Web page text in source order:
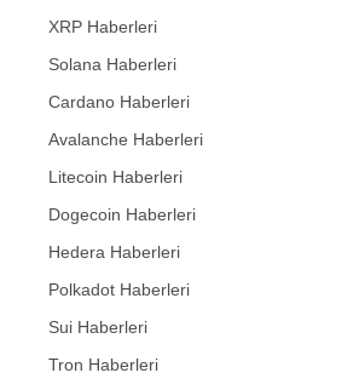
XRP Haberleri
Solana Haberleri
Cardano Haberleri
Avalanche Haberleri
Litecoin Haberleri
Dogecoin Haberleri
Hedera Haberleri
Polkadot Haberleri
Sui Haberleri
Tron Haberleri